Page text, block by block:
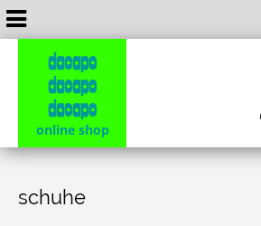
dacapo
dacapo
dacapo
online shop
schuhe